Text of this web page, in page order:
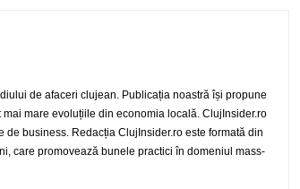
de afaceri clujean. Publicația noastră își propune
mare evoluțiile din economia locală. ClujInsider.ro
business. Redacția ClujInsider.ro este formată din
care promovează bunele practici în domeniul mass-